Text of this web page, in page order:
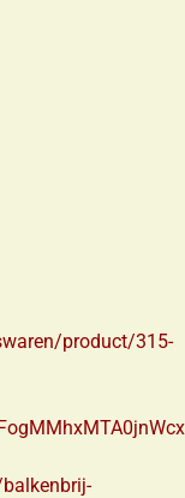
product/315-